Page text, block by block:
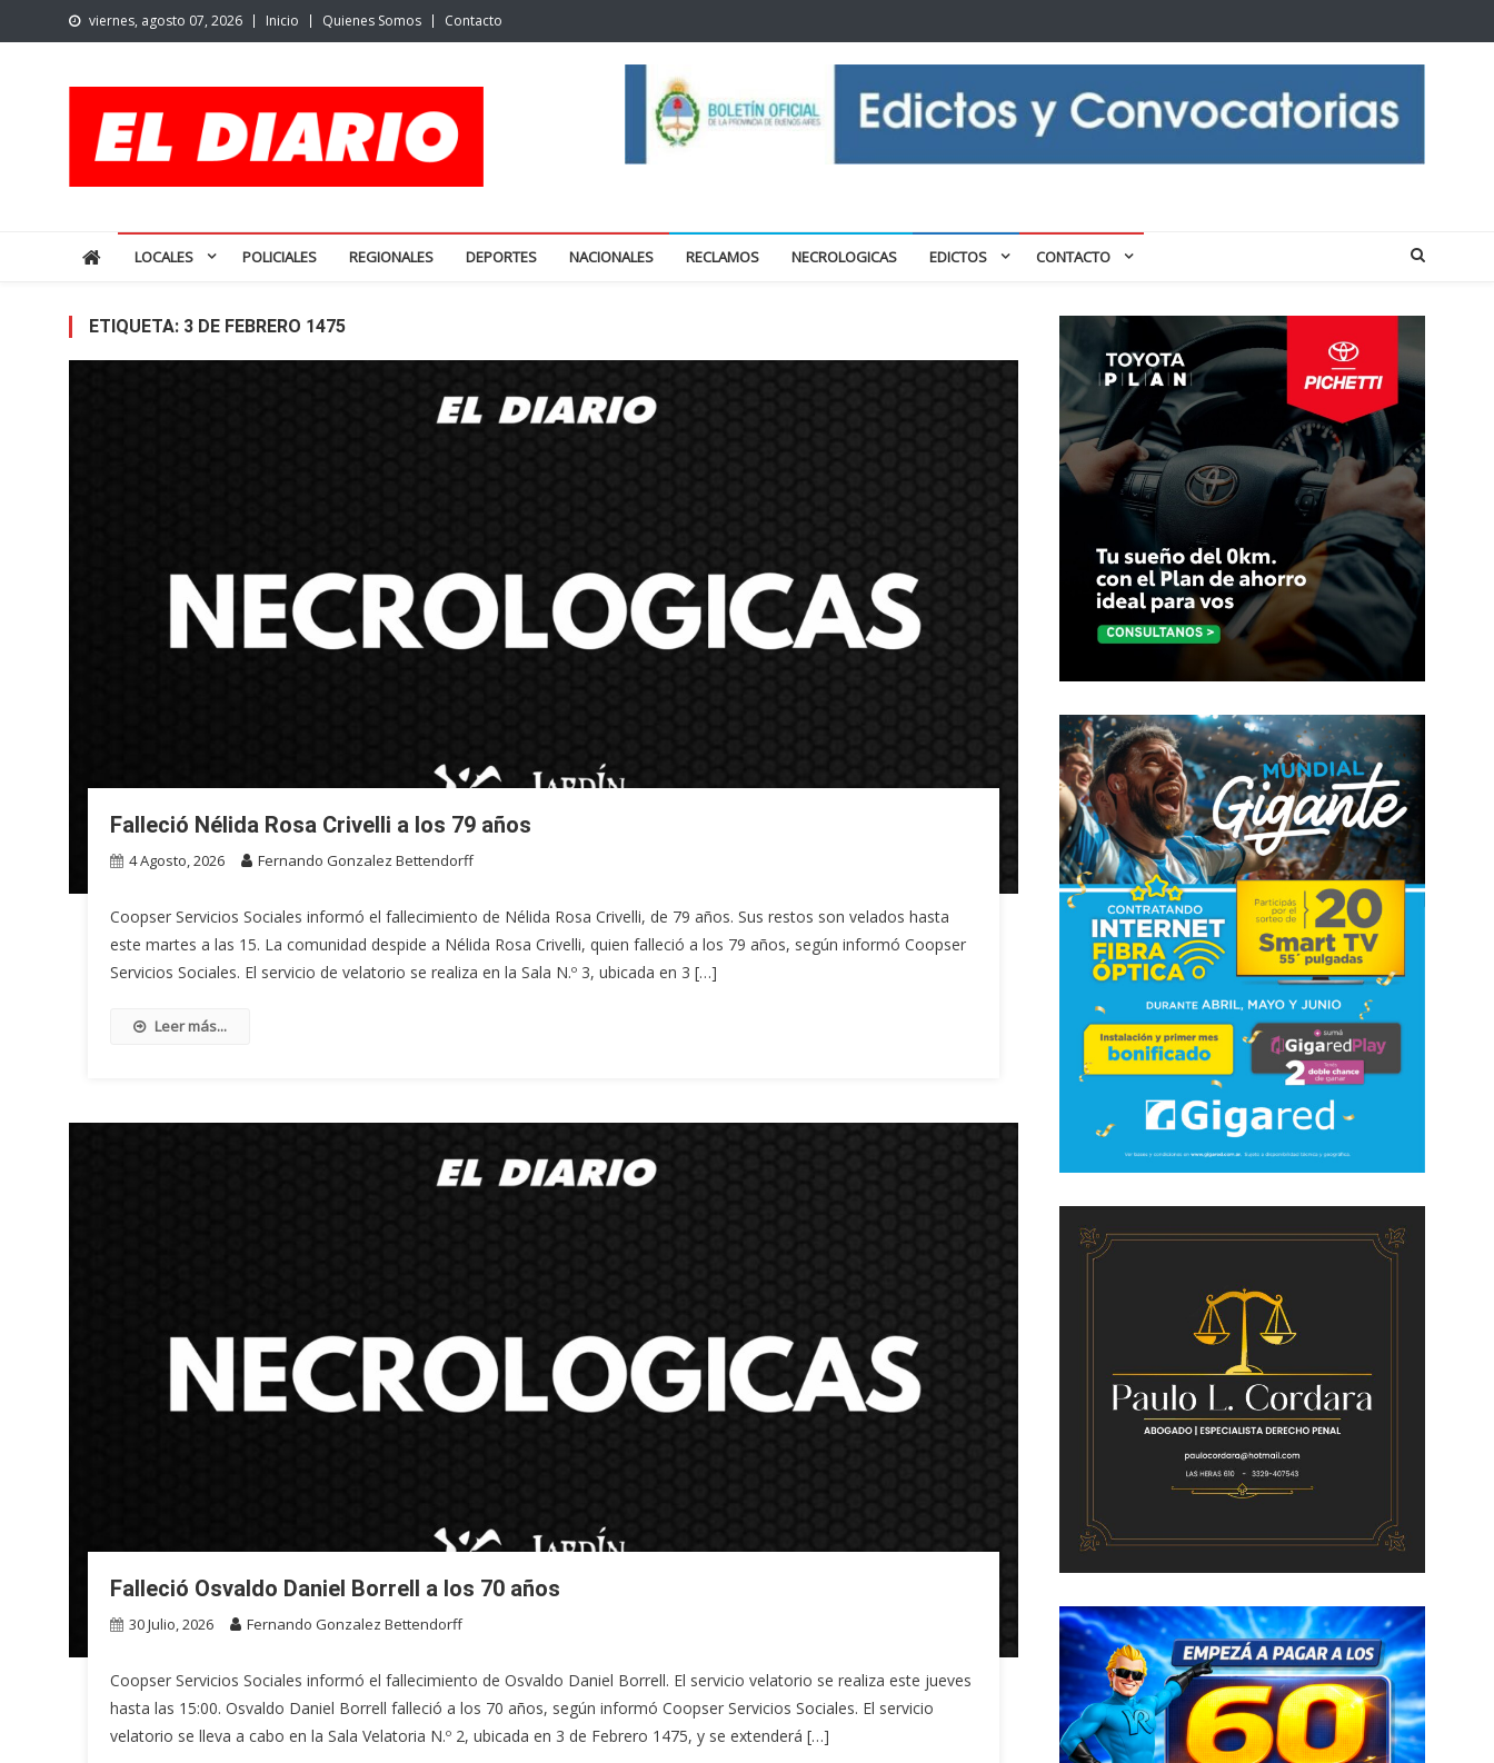
to
viernes, agosto 07, 2026 Inicio Quienes Somos Contacto
LOCALES POLICIALES REGIONALES DEPORTES NACIONALES RECLAMOS NECROLOGICAS EDICTOS CONTACTO
ETIQUETA: 3 DE FEBRERO 1475
Falleció Nélida Rosa Crivelli a los 79 años
4 Agosto, 2026 Fernando Gonzalez Bettendorff
Coopser Servicios Sociales informó el fallecimiento de Nélida Rosa Crivelli, de 79 años. Sus restos son velados hasta
este martes a las 15. La comunidad despide a Nélida Rosa Crivelli, quien falleció a los 79 años, según informó Coopser
Servicios Sociales. El servicio de velatorio se realiza en la Sala N.º 3, ubicada en 3 […]
Leer más...
Falleció Osvaldo Daniel Borrell a los 70 años
30 Julio, 2026 Fernando Gonzalez Bettendorff
Coopser Servicios Sociales informó el fallecimiento de Osvaldo Daniel Borrell. El servicio velatorio se realiza este jueves
hasta las 15:00. Osvaldo Daniel Borrell falleció a los 70 años, según informó Coopser Servicios Sociales. El servicio
velatorio se lleva a cabo en la Sala Velatoria N.º 2, ubicada en 3 de Febrero 1475, y se extenderá […]